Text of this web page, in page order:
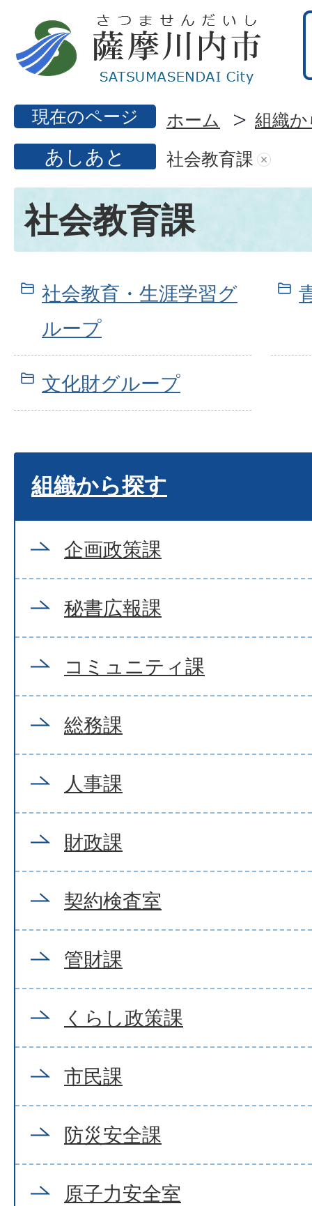
現在のページ ホーム 組織
あしあと 社会教育課
社会教育課
社会教育・生涯学習グ
ループ
文化財グループ
組織から探す
企画政策課
秘書広報課
コミュニティ課
総務課
人事課
財政課
契約検査室
管財課
くらし政策課
市民課
防災安全課
原子力安全室